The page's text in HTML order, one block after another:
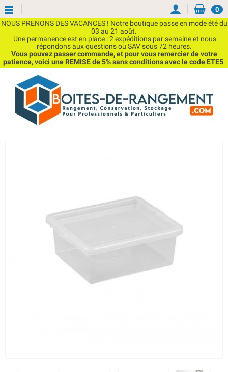
NOUS PRENONS DES VACANCES ! Notre boutique passe en mode été du
03 au 21 août.
Une permanence est en place : 2 expéditions par semaine et nous
répondons aux questions ou SAV sous 72 heures.
Vous pouvez passer commande, et pour vous remercier de votre
patience, voici une REMISE de 5% sans conditions avec le code ETE5
0